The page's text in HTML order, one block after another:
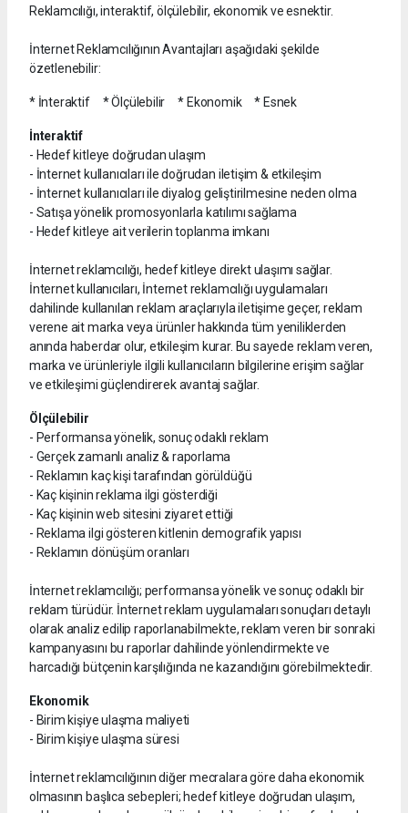
Reklamcılığı, interaktif, ölçülebilir, ekonomik ve esnektir.
İnternet Reklamcılığının Avantajları aşağıdaki şekilde
özetlenebilir:
* İnteraktif * Ölçülebilir * Ekonomik * Esnek
İnteraktif
- Hedef kitleye doğrudan ulaşım
- İnternet kullanıcıları ile doğrudan iletişim & etkileşim
- İnternet kullanıcıları ile diyalog geliştirilmesine neden olma
- Satışa yönelik promosyonlarla katılımı sağlama
- Hedef kitleye ait verilerin toplanma imkanı
İnternet reklamcılığı, hedef kitleye direkt ulaşımı sağlar.
İnternet kullanıcıları, İnternet reklamcılığı uygulamaları
dahilinde kullanılan reklam araçlarıyla iletişime geçer, reklam
verene ait marka veya ürünler hakkında tüm yeniliklerden
anında haberdar olur, etkileşim kurar. Bu sayede reklam veren,
marka ve ürünleriyle ilgili kullanıcıların bilgilerine erişim sağlar
ve etkileşimi güçlendirerek avantaj sağlar.
Ölçülebilir
- Performansa yönelik, sonuç odaklı reklam
- Gerçek zamanlı analiz & raporlama
- Reklamın kaç kişi tarafından görüldüğü
- Kaç kişinin reklama ilgi gösterdiği
- Kaç kişinin web sitesini ziyaret ettiği
- Reklama ilgi gösteren kitlenin demografik yapısı
- Reklamın dönüşüm oranları
İnternet reklamcılığı; performansa yönelik ve sonuç odaklı bir
reklam türüdür. İnternet reklam uygulamaları sonuçları detaylı
olarak analiz edilip raporlanabilmekte, reklam veren bir sonraki
kampanyasını bu raporlar dahilinde yönlendirmekte ve
harcadığı bütçenin karşılığında ne kazandığını görebilmektedir.
Ekonomik
- Birim kişiye ulaşma maliyeti
- Birim kişiye ulaşma süresi
İnternet reklamcılığının diğer mecralara göre daha ekonomik
olmasının başlıca sebepleri; hedef kitleye doğrudan ulaşım,